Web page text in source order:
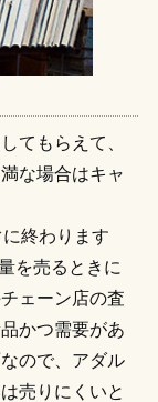
てもらえて、
な場合はキャ
終わります
を売るときに
ェーン店の査
かつ需要があ
ので、アダル
売りにくいと